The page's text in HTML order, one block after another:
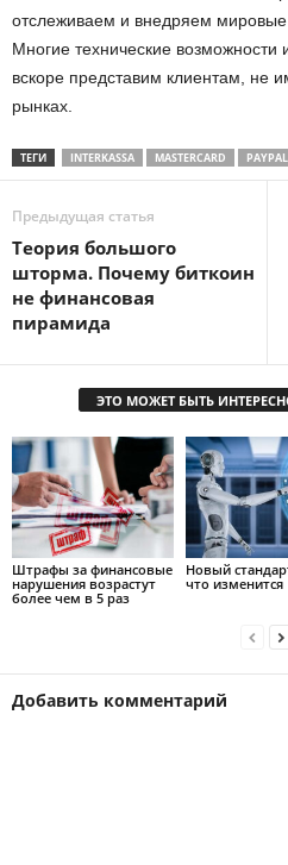
отслеживаем и внедряем мировые
Многие технические
вскоре представим клиентам, не
рынках.
ТЕГИ INTERKASSA MASTERСARD PAYPAL
Предыдущая статья
Теория большого
шторма. Почему биткоин
не финансовая
пирамида
ЭТО МОЖЕТ БЫТЬ
Штрафы за финансовые
нарушения возрастут
более чем в 5 раз
Новый
что изменится
Добавить комментарий